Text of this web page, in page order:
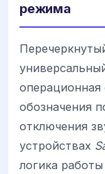
режима
операционная
обозначения
отключения
устройствах
логика